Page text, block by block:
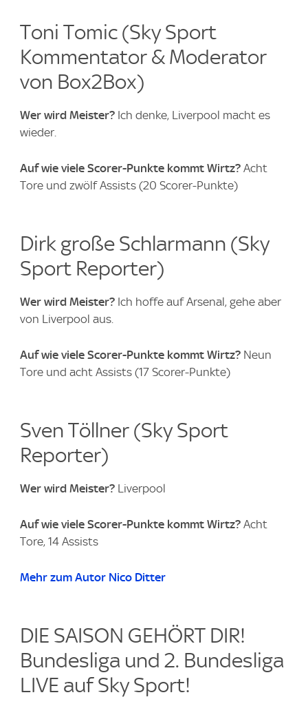
Toni Tomic (Sky Sport
Kommentator & Moderator
von Box2Box)
Wer wird Meister? Ich denke, Liverpool macht es
wieder.
Auf wie viele Scorer-Punkte kommt Wirtz? Acht
Tore und zwölf Assists (20 Scorer-Punkte)
Dirk große Schlarmann (Sky
Sport Reporter)
Wer wird Meister? Ich hoffe auf Arsenal, gehe aber
von Liverpool aus.
Auf wie viele Scorer-Punkte kommt Wirtz? Neun
Tore und acht Assists (17 Scorer-Punkte)
Sven Töllner (Sky Sport
Reporter)
Wer wird Meister? Liverpool
Auf wie viele Scorer-Punkte kommt Wirtz? Acht
Tore, 14 Assists
Mehr zum Autor Nico Ditter
DIE SAISON GEHÖRT DIR!
Bundesliga und 2. Bundesliga
LIVE auf Sky Sport!